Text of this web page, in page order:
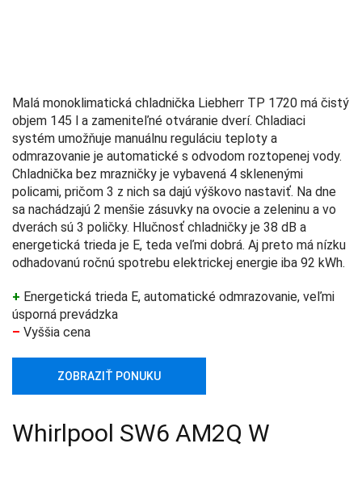
Malá monoklimatická chladnička Liebherr TP 1720 má čistý
objem 145 l a zameniteľné otváranie dverí. Chladiaci
systém umožňuje manuálnu reguláciu teploty a
odmrazovanie je automatické s odvodom roztopenej vody.
Chladnička bez mrazničky je vybavená 4 sklenenými
policami, pričom 3 z nich sa dajú výškovo nastaviť. Na dne
sa nachádzajú 2 menšie zásuvky na ovocie a zeleninu a vo
dverách sú 3 poličky. Hlučnosť chladničky je 38 dB a
energetická trieda je E, teda veľmi dobrá. Aj preto má nízku
odhadovanú ročnú spotrebu elektrickej energie iba 92 kWh.
+ Energetická trieda E, automatické odmrazovanie, veľmi
úsporná prevádzka
– Vyššia cena
ZOBRAZIŤ PONUKU
Whirlpool SW6 AM2Q W